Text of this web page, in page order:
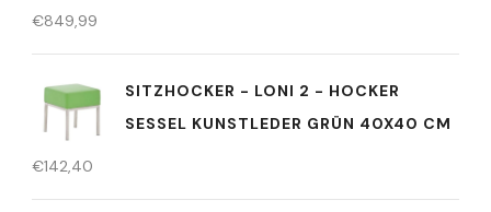
€849,99
SITZHOCKER - LONI 2 - HOCKER
SESSEL KUNSTLEDER GRÜN 40X40 CM
€142,40